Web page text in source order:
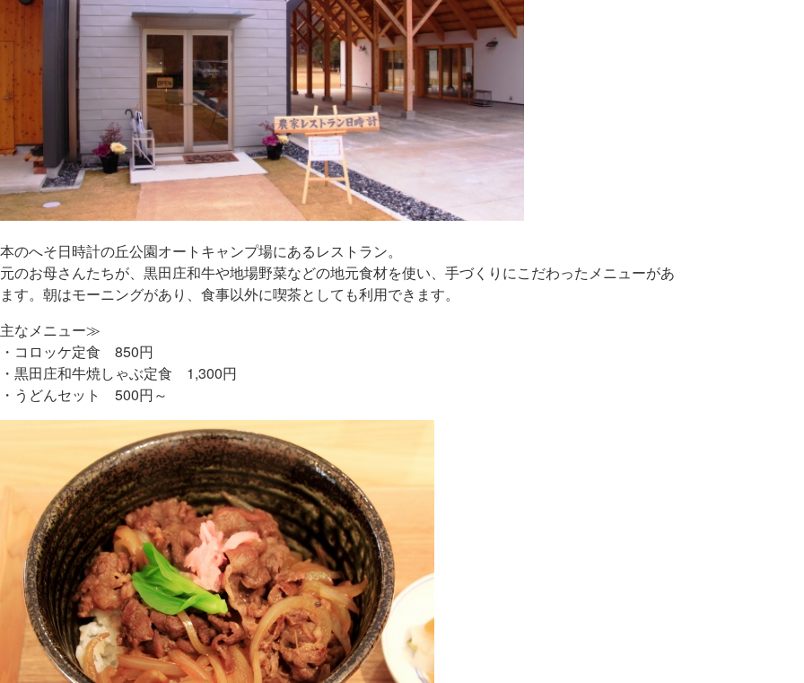
のへそ日時計の丘公園オートキャンプ場にあるレストラン。
のお母さんたちが、黒田庄和牛や地場野菜などの地元食材を使い、手づくりにこだわったメニューがあ
す。朝はモーニングがあり、食事以外に喫茶としても利用できます。
なメニュー≫
ロッケ定食 850円
田庄和牛焼しゃぶ定食 1,300円
どんセット 500円～